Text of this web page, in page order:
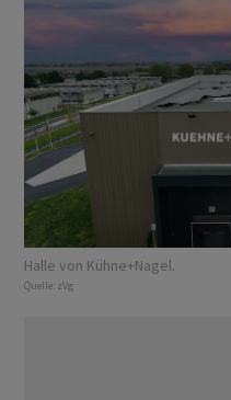
Halle von Kühne+Nagel.
Quelle: zVg